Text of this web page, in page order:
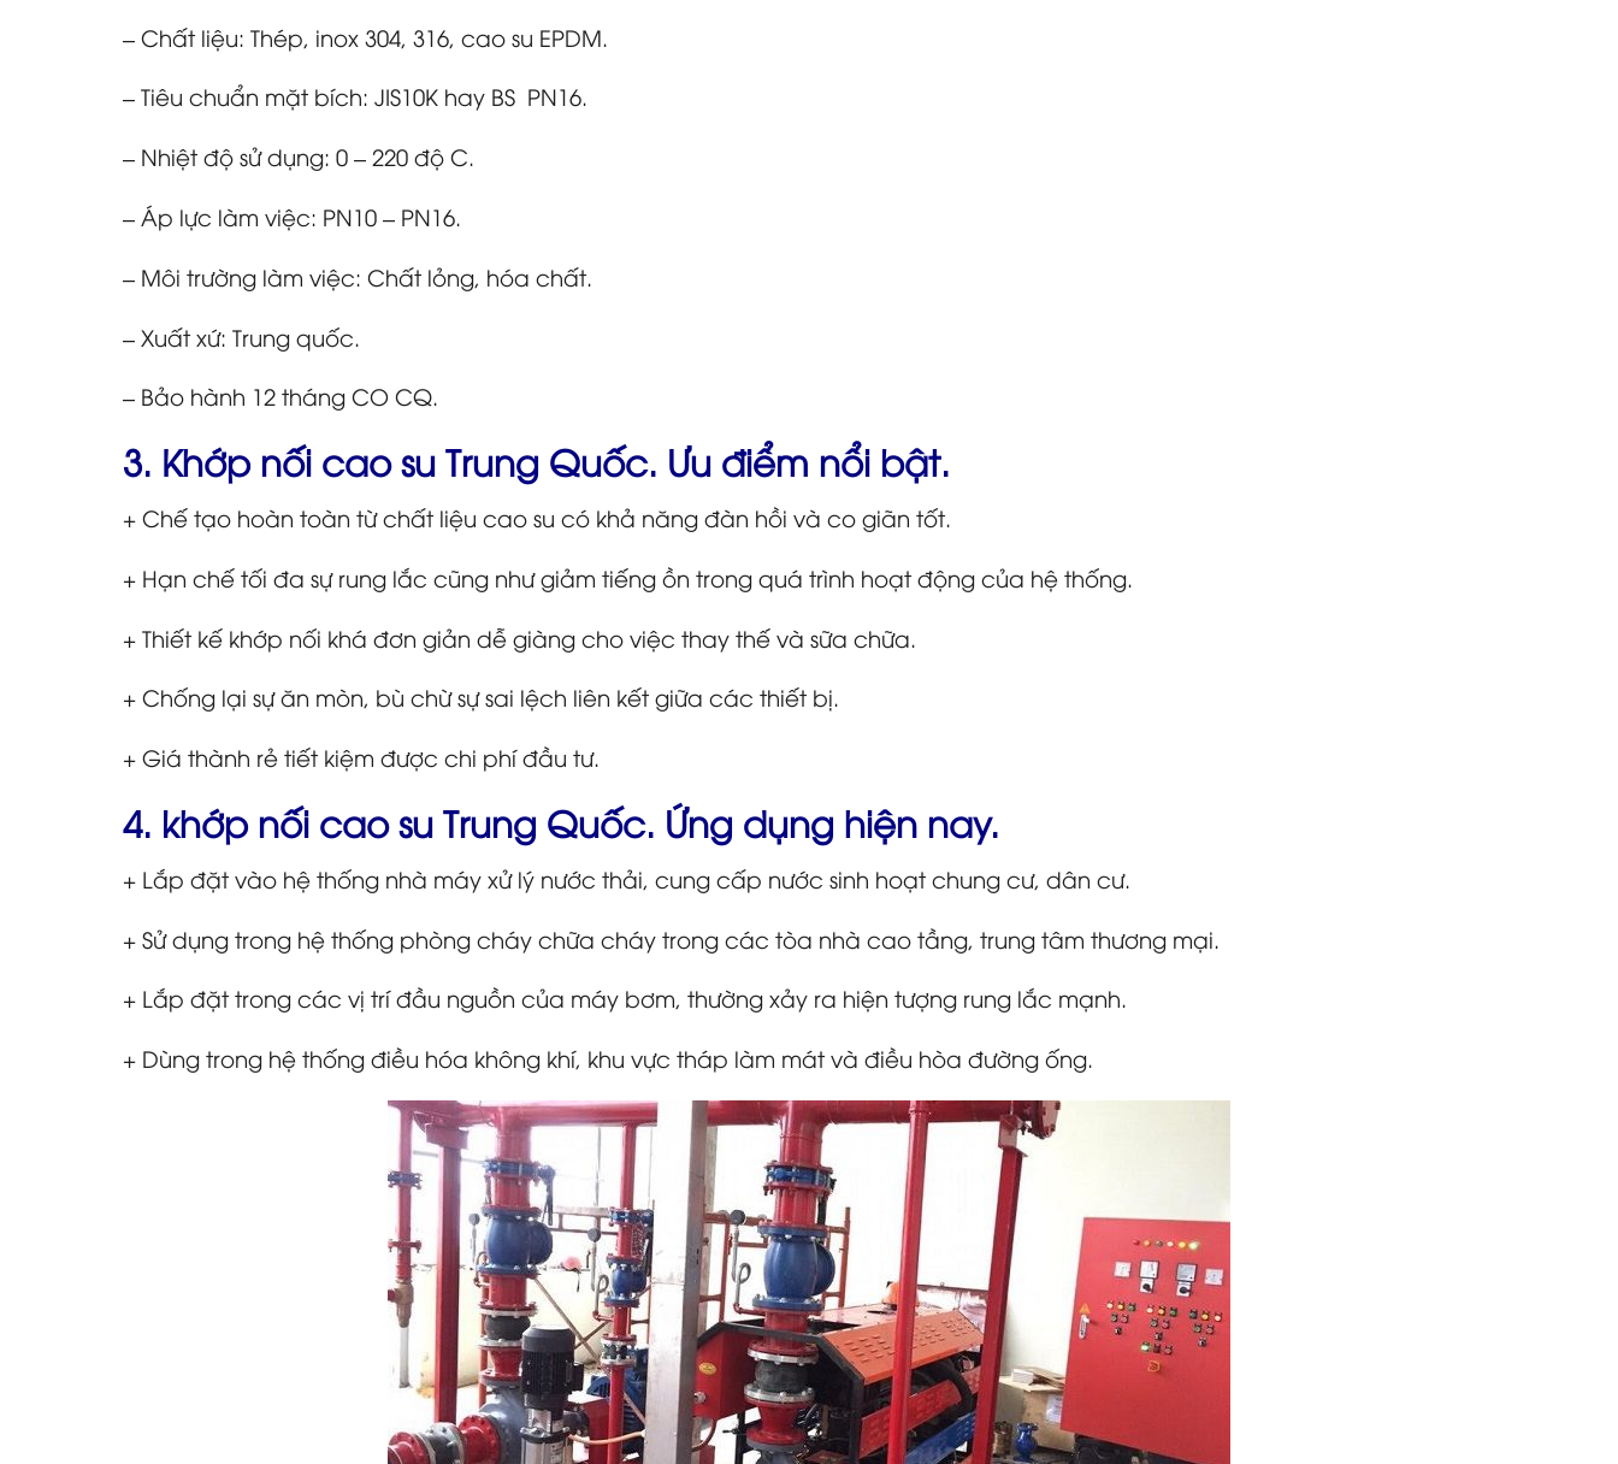
– Chất liệu: Thép, inox 304, 316, cao su EPDM.
– Tiêu chuẩn mặt bích: JIS10K hay BS PN16.
– Nhiệt độ sử dụng: 0 – 220 độ C.
– Áp lực làm việc: PN10 – PN16.
– Môi trường làm việc: Chất lỏng, hóa chất.
– Xuất xứ: Trung quốc.
– Bảo hành 12 tháng CO CQ.
3. Khớp nối cao su Trung Quốc. Ưu điểm nổi bật.
+ Chế tạo hoàn toàn từ chất liệu cao su có khả năng đàn hồi và co giãn tốt.
+ Hạn chế tối đa sự rung lắc cũng như giảm tiếng ồn trong quá trình hoạt động của hệ thống.
+ Thiết kế khớp nối khá đơn giản dễ giàng cho việc thay thế và sữa chữa.
+ Chống lại sự ăn mòn, bù chừ sự sai lệch liên kết giữa các thiết bị.
+ Giá thành rẻ tiết kiệm được chi phí đầu tư.
4. khớp nối cao su Trung Quốc. Ứng dụng hiện nay.
+ Lắp đặt vào hệ thống nhà máy xử lý nước thải, cung cấp nước sinh hoạt chung cư, dân cư.
+ Sử dụng trong hệ thống phòng cháy chữa cháy trong các tòa nhà cao tầng, trung tâm thương mại.
+ Lắp đặt trong các vị trí đầu nguồn của máy bơm, thường xảy ra hiện tượng rung lắc mạnh.
+ Dùng trong hệ thống điều hóa không khí, khu vực tháp làm mát và điều hòa đường ống.